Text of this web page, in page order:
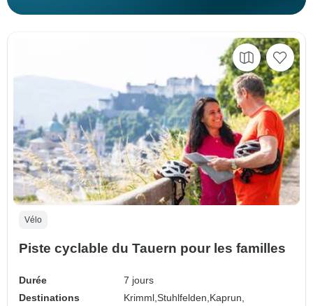
Vélo
Piste cyclable du Tauern pour les familles
Durée
7 jours
Destinations
Krimml,Stuhlfelden,Kaprun,